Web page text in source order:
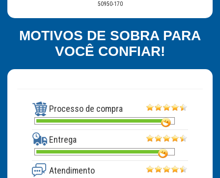
50950-170
MOTIVOS DE SOBRA PARA
VOCÊ CONFIAR!
Processo de compra
Entrega
Atendimento